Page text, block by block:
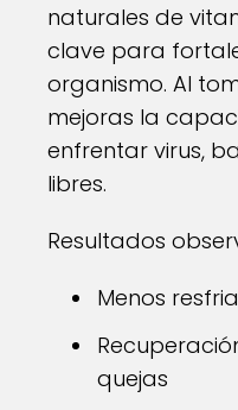
naturales de
clave para
organismo. Al
mejoras la
enfrentar virus,
libres.
Resultados
Menos
quejas